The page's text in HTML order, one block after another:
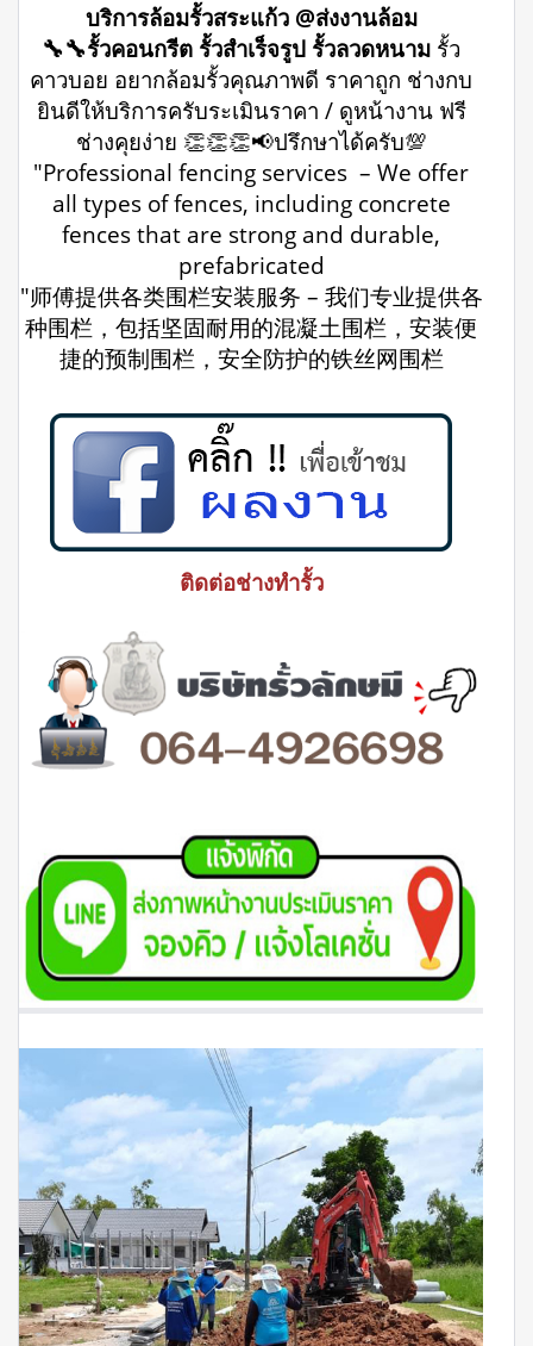
บริการล้อมรั้วสระแก้ว @ส่งงานล้อม
🔧🔧รั้วคอนกรีต รั้วสำเร็จรูป รั้วลวดหนาม รั้ว
คาวบอย อยากล้อมรั้วคุณภาพดี ราคาถูก ช่างกบ
ยินดีให้บริการครับระเมินราคา / ดูหน้างาน ฟรี
ช่างคุยง่าย 👏👏👏📢ปรึกษาได้ครับ💯
"Professional fencing services – We offer
all types of fences, including concrete
fences that are strong and durable,
prefabricated
"师傅提供各类围栏安装服务 – 我们专业提供各
种围栏，包括坚固耐用的混凝土围栏，安装便
捷的预制围栏，安全防护的铁丝网围栏
ติดต่อช่างทำรั้ว